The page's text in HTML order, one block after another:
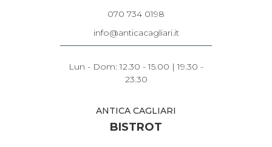
070 734 0198
info@anticacagliari.it
Lun - Dom: 12.30 - 15.00 | 19.30 -
23.30
ANTICA CAGLIARI
BISTROT